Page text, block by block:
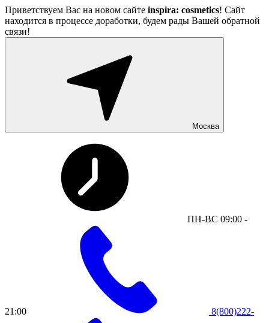
Приветствуем Вас на новом сайте inspira: cosmetics! Сайт
находится в процессе доработки, будем рады Вашей обратной
связи!
Москва
ПН-ВС 09:00 -
21:00 8(800)222-